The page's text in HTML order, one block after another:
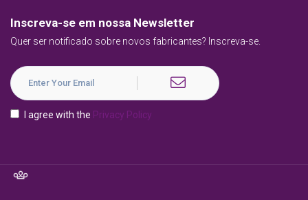
Inscreva-se em nossa Newsletter
Quer ser notificado sobre novos fabricantes? Inscreva-se.
I agree with the Privacy Policy